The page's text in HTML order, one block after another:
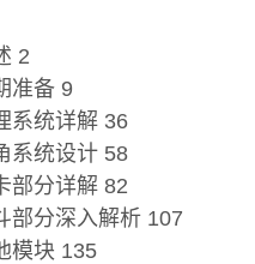
2
准备 9
系统详解 36
系统设计 58
部分详解 82
部分深入解析 107
模块 135